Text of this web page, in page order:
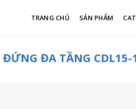
TRANG CHỦ SẢN PHẨM
ĐỨNG ĐA TẦNG